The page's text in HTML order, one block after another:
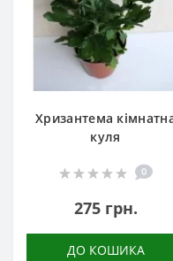
Хризантема
куля
0
275 грн.
ДО КОШИКА